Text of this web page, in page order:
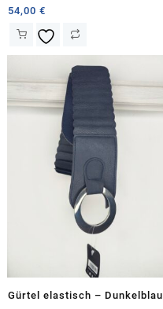
54,00 €
Gürtel elastisch – Dunkelblau